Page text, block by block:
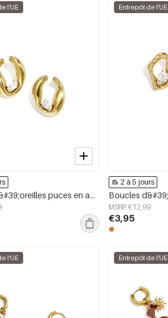
l'UE
Boucles d&#39;oreilles puces en acier inoxydable, forme irrégulière, collection Simple Daily Simple, bijoux pour femmes
Entrepôt de l'UE
2 à 5 jours
MSRP €12,99
€3,95
l'UE Entrepôt de l'UE